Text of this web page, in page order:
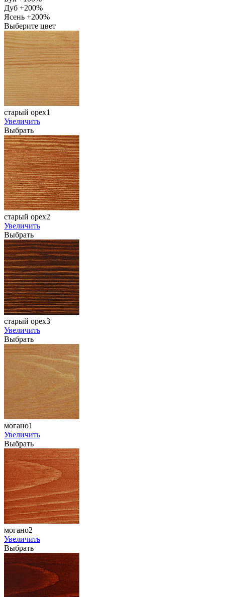
Дуб +200%
Ясень +200%
Выберите цвет
старый орех1
Увеличить
Выбрать
старый орех2
Увеличить
Выбрать
старый орех3
Увеличить
Выбрать
могано1
Увеличить
Выбрать
могано2
Увеличить
Выбрать